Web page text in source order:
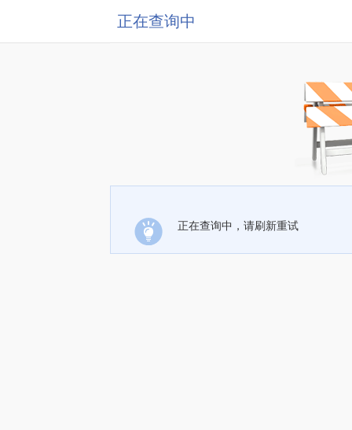
正在查询中
正在查询中，请刷新重试